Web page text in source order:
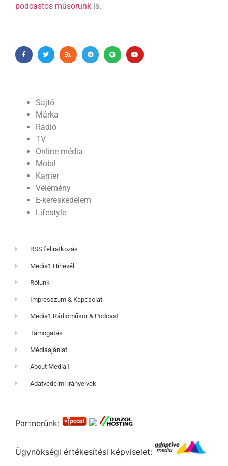
podcastos műsorunk is.
Sajtó
Márka
Rádió
TV
Online média
Mobil
Karrier
Vélemény
E-kereskedelem
Lifestyle
RSS feliratkozás
Media1 Hírlevél
Rólunk
Impresszum & Kapcsolat
Media1 Rádióműsor & Podcast
Támogatás
Médiaajánlat
About Media1
Adatvédelmi irányelvek
Partnerünk:
Ügynökségi értékesítési képviselet: